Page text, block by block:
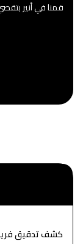
قمنا في أنير
كشف تدقيق فريق